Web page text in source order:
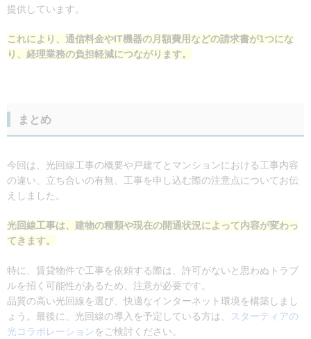
提供しています。
これにより、通信料金やIT機器の月額費用などの請求書が1つにな
り、経理業務の負担軽減につながります。
まとめ
今回は、光回線工事の概要や戸建てとマンションにおける工事内容
の違い、立ち合いの有無、工事を申し込む際の注意点についてお伝
えしました。
光回線工事は、建物の種類や現在の開通状況によって内容が変わっ
てきます。
特に、賃貸物件で工事を依頼する際は、許可がないと思わぬトラブ
ルを招く可能性があるため、注意が必要です。
品質の高い光回線を選び、快適なインターネット環境を構築しまし
ょう。最後に、光回線の導入を予定している方は、
スターティアの
光コラボレーションをご検討ください。